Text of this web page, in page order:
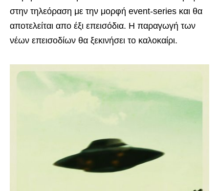
στην τηλεόραση με την μορφή event-series και θα
αποτελείται απο έξι επεισόδια. Η παραγωγή των
νέων επεισοδίων θα ξεκινήσει το καλοκαίρι.